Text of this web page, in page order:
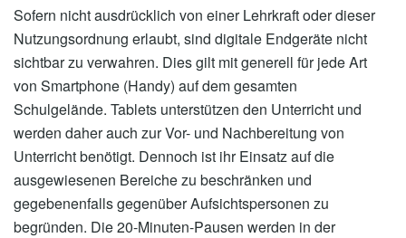
Sofern nicht ausdrücklich von einer Lehrkraft oder dieser
Nutzungsordnung erlaubt, sind digitale Endgeräte nicht
sichtbar zu verwahren. Dies gilt mit generell für jede Art
von Smartphone (Handy) auf dem gesamten
Schulgelände. Tablets unterstützen den Unterricht und
werden daher auch zur Vor- und Nachbereitung von
Unterricht benötigt. Dennoch ist ihr Einsatz auf die
ausgewiesenen Bereiche zu beschränken und
gegebenenfalls gegenüber Aufsichtspersonen zu
begründen. Die 20-Minuten-Pausen werden in der